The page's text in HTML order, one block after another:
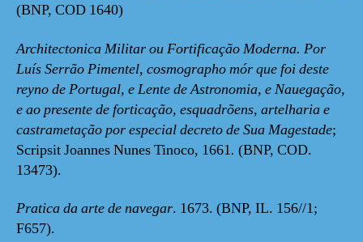
(BNP, COD 1640)
Architectonica Militar ou Fortificação Moderna. Por
Luís Serrão Pimentel, cosmographo mór que foi deste
reyno de Portugal, e Lente de Astronomia, e Nauegação,
e ao presente de forticação, esquadrõens, artelharia e
castrametação por especial decreto de Sua Magestade;
Scripsit Joannes Nunes Tinoco, 1661. (BNP, COD.
13473).
Pratica da arte de navegar. 1673. (BNP, IL. 156//1;
F657).